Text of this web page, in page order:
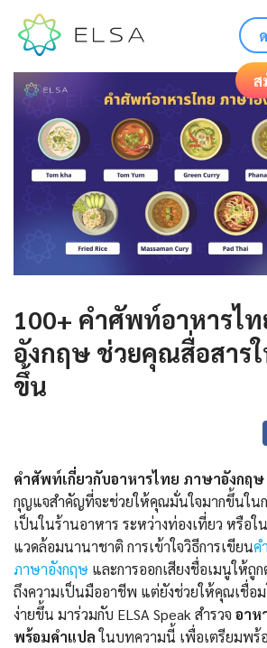
ส
100+ คําศัพท์อาหารไ
อังกฤษ ช่วยคุณสื่อสาร
ขึ้น
คำศัพท์เกี่ยวกับอาหารไทย ภาษาอังกฤ
กุญแจสำคัญที่จะช่วยให้คุณมั่นใจมากขึ้นในก
เป็นในร้านอาหาร ระหว่างท่องเที่ยว หรือใ
แวดล้อมนานาชาติ การเข้าใจวิธีการเขียนคํ
ภาษาอังกฤษ และการออกเสียงชื่อเมนูให้ถู
ถึงความเป็นมืออาชีพ แต่ยังช่วยให้คุณเชื่อ
ง่ายขึ้น มาร่วมกับ ELSA Speak สำรวจ อาห
พร้อมคำแปลในบทความนี้ เพื่อเตรียมพร้